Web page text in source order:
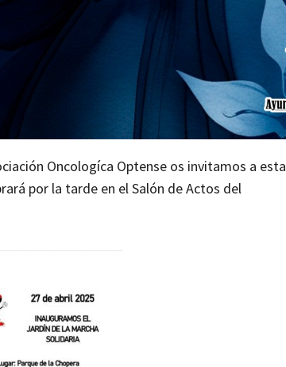
Oncologíca Optense os invitamos a esta
por la tarde en el Salón de Actos del